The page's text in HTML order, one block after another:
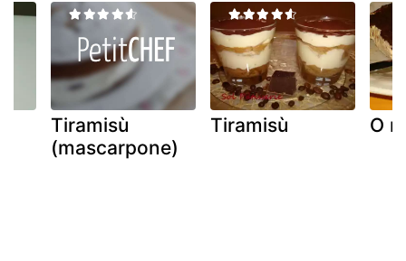
Tiramisù
(mascarpone)
Tiramisù O